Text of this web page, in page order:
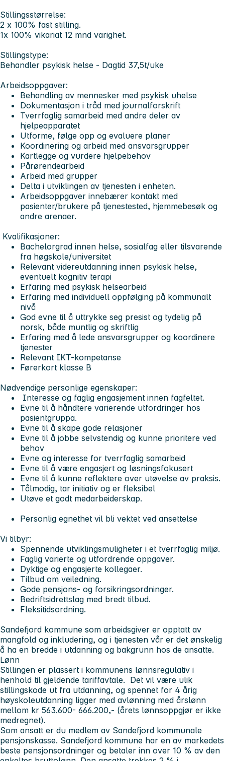
Stillingsstørrelse:
2 x 100% fast stilling.
1x 100% vikariat 12 mnd varighet.
Stillingstype:
Behandler psykisk helse - Dagtid 37,5t/uke
Arbeidsoppgaver:
Behandling av mennesker med psykisk uhelse
Dokumentasjon i tråd med journalforskrift
Tverrfaglig samarbeid med andre deler av
hjelpeapparatet
Utforme, følge opp og evaluere planer
Koordinering og arbeid med ansvarsgrupper
Kartlegge og vurdere hjelpebehov
Pårørendearbeid
Arbeid med grupper
Delta i utviklingen av tjenesten i enheten.
Arbeidsoppgaver innebærer kontakt med
pasienter/brukere på tjenestested, hjemmebesøk og
andre arenaer.
Kvalifikasjoner:
Bachelorgrad innen helse, sosialfag eller tilsvarende
fra høgskole/universitet
Relevant videreutdanning innen psykisk helse,
eventuelt kognitiv terapi
Erfaring med psykisk helsearbeid
Erfaring med individuell oppfølging på kommunalt
nivå
God evne til å uttrykke seg presist og tydelig på
norsk, både muntlig og skriftlig
Erfaring med å lede ansvarsgrupper og koordinere
tjenester
Relevant IKT-kompetanse
Førerkort klasse B
Nødvendige personlige egenskaper:
Interesse og faglig engasjement innen fagfeltet.
Evne til å håndtere varierende utfordringer hos
pasientgruppa.
Evne til å skape gode relasjoner
Evne til å jobbe selvstendig og kunne prioritere ved
behov
Evne og interesse for tverrfaglig samarbeid
Evne til å være engasjert og løsningsfokusert
Evne til å kunne reflektere over utøvelse av praksis.
Tålmodig, tar initiativ og er fleksibel
Utøve et godt medarbeiderskap.
Personlig egnethet vil bli vektet ved ansettelse
Vi tilbyr:
Spennende utviklingsmuligheter i et tverrfaglig miljø.
Faglig varierte og utfordrende oppgaver.
Dyktige og engasjerte kollegaer.
Tilbud om veiledning.
Gode pensjons- og forsikringsordninger.
Bedriftsidrettslag med bredt tilbud.
Fleksitidsordning.
Sandefjord kommune som arbeidsgiver er opptatt av
mangfold og inkludering, og i tjenesten vår er det ønskelig
å ha en bredde i utdanning og bakgrunn hos de ansatte.
Lønn
Stillingen er plassert i kommunens lønnsregulativ i
henhold til gjeldende tariffavtale. Det vil være ulik
stillingskode ut fra utdanning, og spennet for 4 årig
høyskoleutdanning ligger med avlønning med årslønn
mellom kr 563.600- 666.200,- (årets lønnsoppgjør er ikke
medregnet).
Som ansatt er du medlem av Sandefjord kommunale
pensjonskasse. Sandefjord kommune har en av markedets
beste pensjonsordninger og betaler inn over 10 % av den